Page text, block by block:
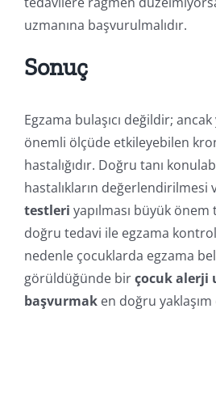
uzmanına başvurulmalıdır.
Sonuç
Egzama bulaşıcı değildir;
önemli ölçüde etkileyebilen
hastalığıdır. Doğru tanı
hastalıkların değerlendirilmesi
testleri yapılması büyük önem
doğru tedavi ile egzama
nedenle çocuklarda egzama
görüldüğünde birçocuk alerji
başvurmaken doğru yaklaşım